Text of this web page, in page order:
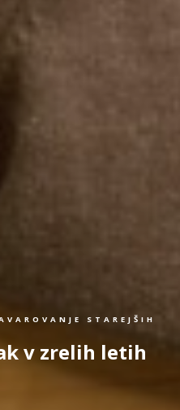
STAREJŠIH
v zrelih letih